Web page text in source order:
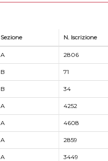
Sezione N. Iscrizione
A 2806
B 71
B 34
A 4252
A 4608
A 2859
A 3449